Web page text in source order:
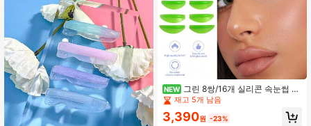
NEW 그린 8쌍/16개 실리콘 속눈썹 컬
러, 속눈썹 리프팅 로드 메이크업 뷰티
도구, 재사용 가능한 속눈썹 리프팅 패
드
재고 5개 남음
3,390원 -23%